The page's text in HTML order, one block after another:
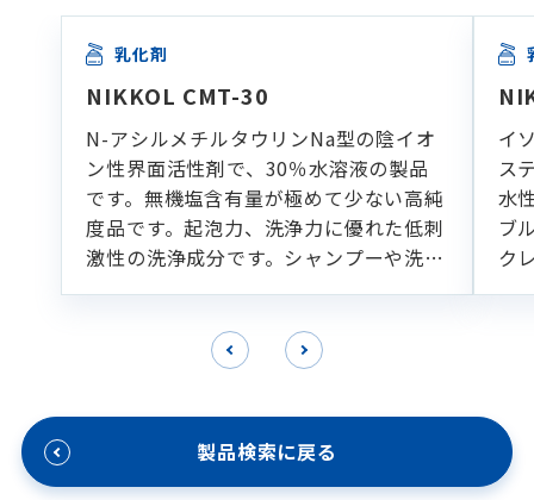
乳化剤
NIKKOL CMT-30
N-アシルメチルタウリンNa型の陰イオ
ン性界面活性剤で、30％水溶液の製品
です。無機塩含有量が極めて少ない高純
度品です。起泡力、洗浄力に優れた低刺
激性の洗浄成分です。シャンプーや洗顔
フォームなどの各種洗浄製剤に適してい
イ
ス
水
ブ
ク
製品検索に戻る